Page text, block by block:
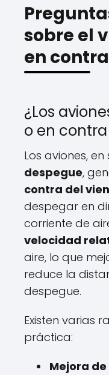
sobre el
en
¿Los
o en
Los aviones,
despegue,
contra del
despegar en
corriente de
velocidad
aire, lo que
reduce la
despegue.
Existen varias
práctica:
Mejora